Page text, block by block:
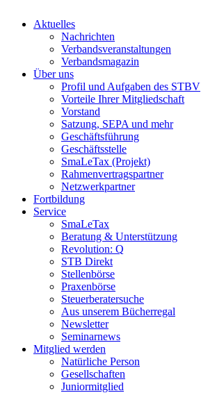
Aktuelles
Nachrichten
Verbandsveranstaltungen
Verbandsmagazin
Über uns
Profil und Aufgaben des STBV
Vorteile Ihrer Mitgliedschaft
Vorstand
Satzung, SEPA und mehr
Geschäftsführung
Geschäftsstelle
SmaLeTax (Projekt)
Rahmenvertragspartner
Netzwerkpartner
Fortbildung
Service
SmaLeTax
Beratung & Unterstützung
Revolution: Q
STB Direkt
Stellenbörse
Praxenbörse
Steuerberatersuche
Aus unserem Bücherregal
Newsletter
Seminarnews
Mitglied werden
Natürliche Person
Gesellschaften
Juniormitglied